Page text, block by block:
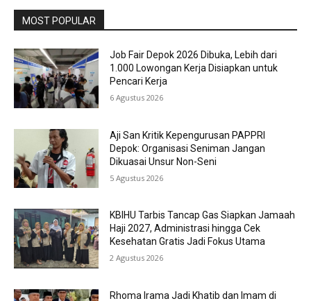
MOST POPULAR
Job Fair Depok 2026 Dibuka, Lebih dari
1.000 Lowongan Kerja Disiapkan untuk
Pencari Kerja
6 Agustus 2026
Aji San Kritik Kepengurusan PAPPRI
Depok: Organisasi Seniman Jangan
Dikuasai Unsur Non-Seni
5 Agustus 2026
KBIHU Tarbis Tancap Gas Siapkan Jamaah
Haji 2027, Administrasi hingga Cek
Kesehatan Gratis Jadi Fokus Utama
2 Agustus 2026
Rhoma Irama Jadi Khatib dan Imam di